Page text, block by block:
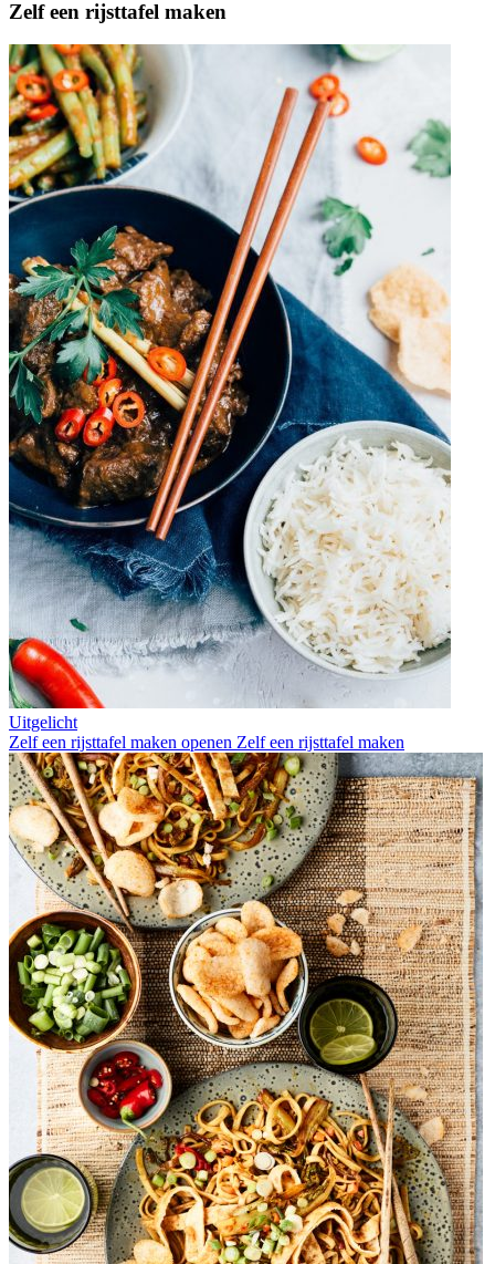
Zelf een rijsttafel maken
Uitgelicht
Zelf een rijsttafel maken openen Zelf een rijsttafel maken